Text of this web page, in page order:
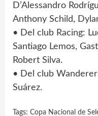
D’Alessandro
Anthony Schild,
• Del club Racing:
Santiago Lemos,
Robert Silva.
• Del club
Suárez.
Tags: Copa Nacional de